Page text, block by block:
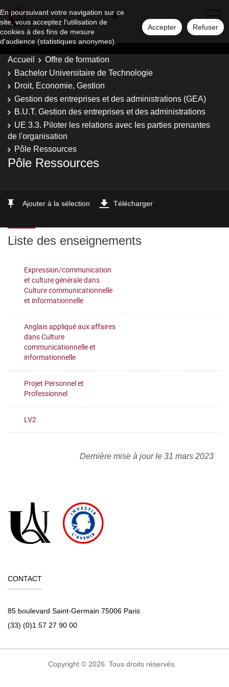
En poursuivant votre navigation sur ce
site, vous acceptez l'utilisation de
cookies à des fins de mesure
d'audience (statistiques anonymes).
Accepter Refuser
Accueil
Offre de formation
Bachelor Universitaire de Technologie
Droit, Economie, Gestion
Gestion des entreprises et des administrations (GEA)
B.U.T. Gestion des entreprises et des administrations
UE 3.3. Piloter les relations avec les parties prenantes
de l'organisation
Pôle Ressources
Pôle Ressources
Ajouter à la sélection Télécharger
Liste des enseignements
Expression/communication
et culture générale dans
Culture communicationnelle
et informationnelle
Anglais appliqué aux affaires
dans Culture
communicationnelle et
informationnelle
Projet Personnel et
Professionnel
LV2
Dernière mise à jour le 31 mars 2023
CONTACT
85 boulevard Saint-Germain 75006 Paris
(33) (0)1 57 27 90 00
Copyright © 2026. Tous droits réservés.